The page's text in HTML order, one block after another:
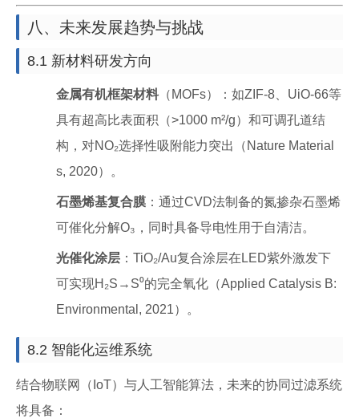
八、未来发展趋势与挑战
8.1 新材料研发方向
金属有机框架材料（MOFs）：如ZIF-8、UiO-66等
具有超高比表面积（>1000 m²/g）和可调孔道结
构，对NO₂选择性吸附能力突出（Nature Material
s, 2020）。
石墨烯基复合膜 ：通过CVD法制备的氮掺杂石墨烯
可催化分解O₃，同时具备导电性用于自清洁。
光催化涂层 ：TiO₂/Au复合涂层在LED紫外激发下
可实现H₂S→S⁰的完全氧化（Applied Catalysis B:
Environmental, 2021）。
8.2 智能化运维系统
结合物联网（IoT）与人工智能算法，未来的协同过滤系统
将具备：